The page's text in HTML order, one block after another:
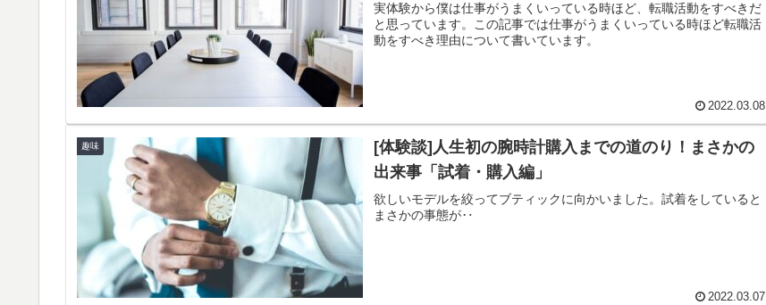
実体験から僕は仕事がうまくいっている時ほど、転職活動をすべきだ
と思っています。この記事では仕事がうまくいっている時ほど転職活
動をすべき理由について書いています。
2022.03.08
趣味
[体験談]人生初の腕時計購入までの道のり！まさかの
出来事「試着・購入編」
欲しいモデルを絞ってブティックに向かいました。試着をしていると
まさかの事態が‥
2022.03.07